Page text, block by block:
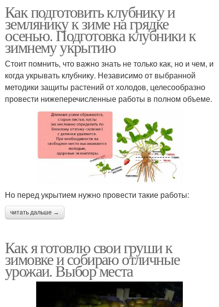
Как подготовить клубнику и
землянику к зиме на грядке
осенью. Подготовка клубники к
зимнему укрытию
Стоит помнить, что важно знать не только как, но и чем, и
когда укрывать клубнику. Независимо от выбранной
методики защиты растений от холодов, целесообразно
провести нижеперечисленные работы в полном объеме.
Но перед укрытием нужно провести такие работы:
читать дальше →
Как я готовлю свои груши к
зимовке и собираю отличные
урожаи. Выбор места